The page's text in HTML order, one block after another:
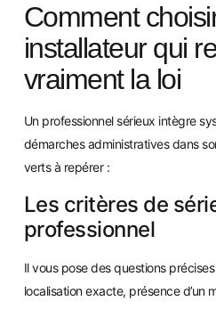
Comment
installateur qui
vraiment la loi
Un professionnel sérieux intègre
démarches administratives dans
verts à repérer :
Les critères de
professionnel
Il vous pose des questions
localisation exacte, présence d’un